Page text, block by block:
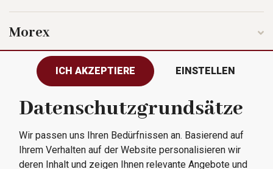
Morex
Folgen Sie uns
Alle Rechte vorbehalten © 2023
Morex, spol. s r.o.
ICH AKZEPTIERE EINSTELLEN
Datenschutzgrundsätze
Wir passen uns Ihren Bedürfnissen an. Basierend auf
Ihrem Verhalten auf der Website personalisieren wir
deren Inhalt und zeigen Ihnen relevante Angebote und